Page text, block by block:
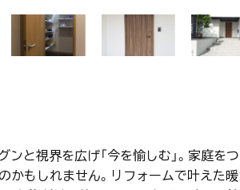
と視界を広げ「今を愉しむ」。家庭を
かもしれません。リフォームで叶えた